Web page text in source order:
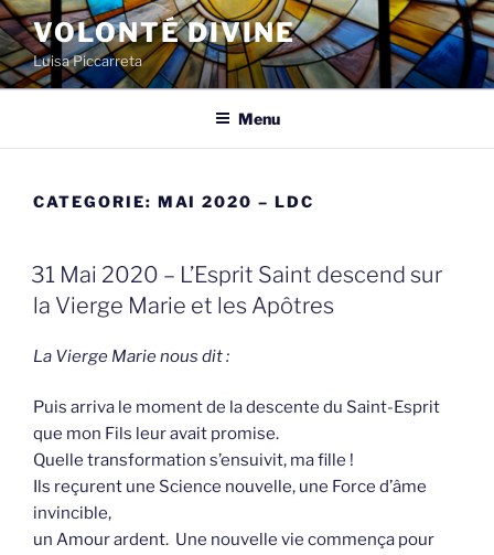
Spring
naar
de
inhoud
VOLONTÉ DIVINE
Luisa Piccarreta
Menu
CATEGORIE: MAI 2020 – LDC
GEPLAATST
OP
31 Mai 2020 – L’Esprit Saint descend sur
la Vierge Marie et les Apôtres
La Vierge Marie nous dit :
Puis arriva le moment de la descente du Saint-Esprit
que mon Fils leur avait promise.
Quelle transformation s’ensuivit, ma fille !
Ils reçurent une Science nouvelle, une Force d’âme
invincible,
un Amour ardent. Une nouvelle vie commença pour